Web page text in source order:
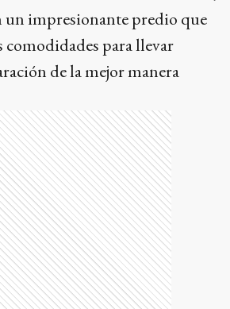
un impresionante predio que
comodidades para llevar
de la mejor manera